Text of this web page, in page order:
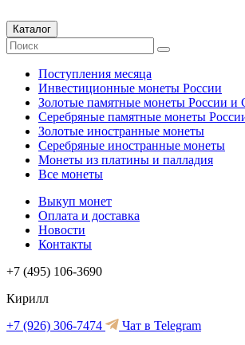
Каталог
Поступления месяца
Инвестиционные монеты России
Золотые памятные монеты России
Серебряные памятные монеты
Золотые иностранные монеты
Серебряные иностранные монеты
Монеты из платины и палладия
Все монеты
Выкуп монет
Оплата и доставка
Новости
Контакты
+7 (495) 106-3690
Кирилл
+7 (926) 306-7474
Чат в Telegram